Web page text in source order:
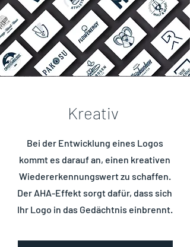
Kreativ
Bei der Entwicklung eines Logos
kommt es darauf an, einen kreativen
Wiedererkennungswert zu schaffen.
Der AHA-Effekt sorgt dafür, dass sich
Ihr Logo in das Gedächtnis einbrennt.